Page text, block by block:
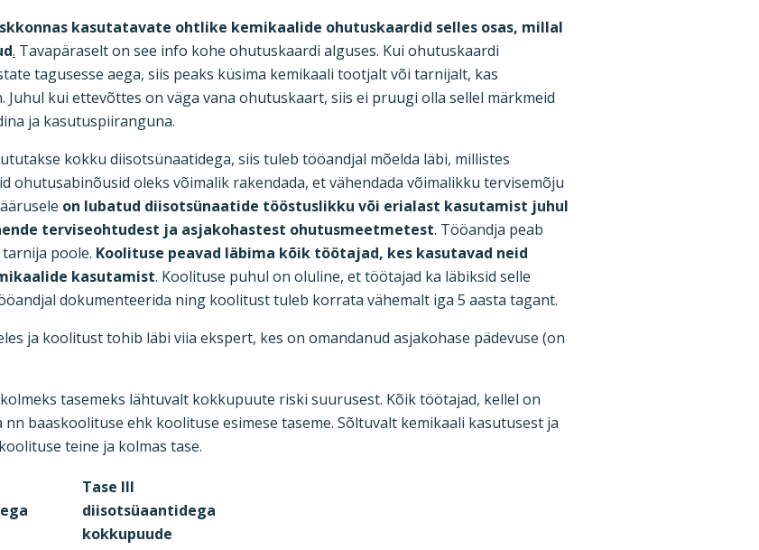
kasutatavate ohtlike kemikaalide ohutuskaardid selles osas, millal
. Tavapäraselt on see info kohe ohutuskaardi alguses. Kui ohutuskaardi
tagusesse aega, siis peaks küsima kemikaali tootjalt või tarnijalt, kas
kui ettevõttes on väga vana ohutuskaart, siis ei pruugi olla sellel märkmeid
ja kasutuspiiranguna.
kokku diisotsünaatidega, siis tuleb tööandjal mõelda läbi, millistes
ohutusabinõusid oleks võimalik rakendada, et vähendada võimalikku tervisemõju
on lubatud diisotsünaatide tööstuslikku või erialast kasutamist juhul
terviseohtudest ja asjakohastest ohutusmeetmetest. Tööandja peab
poole. Koolituse peavad läbima kõik töötajad, kes kasutavad neid
kasutamist. Koolituse puhul on oluline, et töötajad ka läbiksid selle
dokumenteerida ning koolitust tuleb korrata vähemalt iga 5 aasta tagant.
ja koolitust tohib läbi viia ekspert, kes on omandanud asjakohase pädevuse (on
tasemeks lähtuvalt kokkupuute riski suurusest. Kõik töötajad, kellel on
baaskoolituse ehk koolituse esimese taseme. Sõltuvalt kemikaali kasutusest ja
teine ja kolmas tase.
Tase III
diisotsüaantidega
kokkupuude